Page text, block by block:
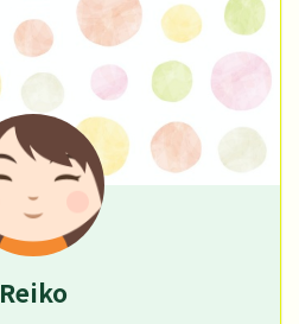
Reiko